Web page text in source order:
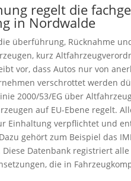
regelt die
in Nordwalde
überführung, Rücknahme
kurz
vor, dass Autos nur von
verschrottet werden
2000/53/EG über
auf EU-Ebene regelt.
Einhaltung verpflichtet und
gehört zum Beispiel das
Diese Datenbank registriert
die in